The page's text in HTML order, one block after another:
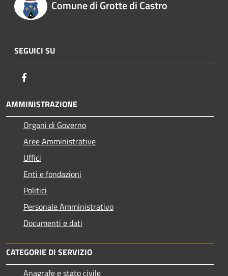
Comune di Grotte di Castro
SEGUICI SU
AMMINISTRAZIONE
Organi di Governo
Aree Amministrative
Uffici
Enti e fondazioni
Politici
Personale Amministrativo
Documenti e dati
CATEGORIE DI SERVIZIO
Anagrafe e stato civile